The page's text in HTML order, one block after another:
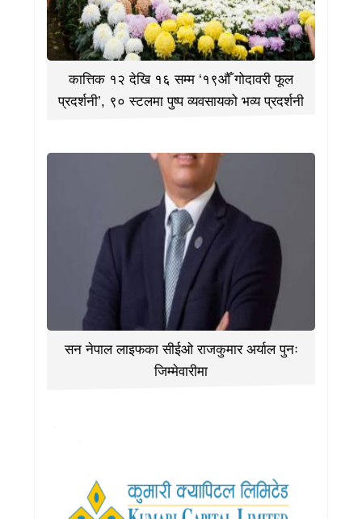
कात्तिक १२ देखि १६ सम्म ‘१९औँ गोदावरी फूल
प्रदर्शनी’, ९० स्टलमा पुष्प व्यवसायको भव्य प्रदर्शनी
सन नेपाल लाइफका सीईओ राजकुमार अर्याल पुनः
जिम्मेवारीमा